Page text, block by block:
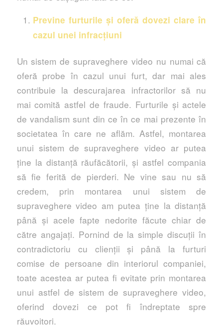
Previne furturile și oferă dovezi clare în
cazul unei infracțiuni
Un sistem de supraveghere video nu numai că
oferă probe în cazul unui furt, dar mai ales
contribuie la descurajarea infractorilor să nu
mai comită astfel de fraude. Furturile și actele
de vandalism sunt din ce în ce mai prezente în
societatea în care ne aflăm. Astfel, montarea
unui sistem de supraveghere video ar putea
ține la distanță răufăcătorii, și astfel compania
să fie ferită de pierderi. Ne vine sau nu să
credem, prin montarea unui sistem de
supraveghere video am putea ține la distanță
până și acele fapte nedorite făcute chiar de
către angajați. Pornind de la simple discuții în
contradictoriu cu clienții și până la furturi
comise de persoane din interiorul companiei,
toate acestea ar putea fi evitate prin montarea
unui astfel de sistem de supraveghere video,
oferind dovezi ce pot fi îndreptate spre
răuvoitori.